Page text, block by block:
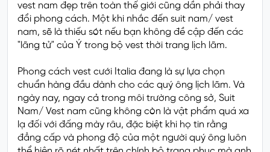
vest nam đẹp trên toàn thế giới cũng dần phải thay
đổi phong cách. Một khi nhắc đến suit nam/ vest
nam, sẽ là thiếu sót nếu bạn không đề cập đến các
"lãng tử" của Ý trong bộ vest thời trang lịch lãm.
Phong cách vest cưới Italia đang là sự lựa chọn
chuẩn hàng đầu dành cho các quý ông lịch lãm. Và
ngày nay, ngay cả trong môi trường công sở, Suit
Nam/ Vest nam cũng không còn là vật phẩm quá xa
lạ đối với đấng mày râu, đặc biệt khi họ tin rằng
đẳng cấp và phong độ của một người quý ông luôn